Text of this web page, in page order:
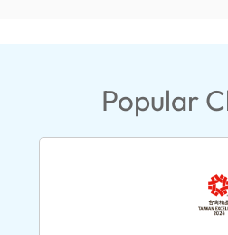
Popular